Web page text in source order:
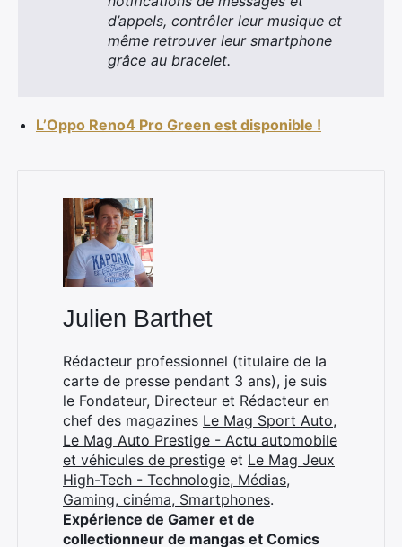
d’appels, contrôler leur musique et
même retrouver leur smartphone
grâce au bracelet.
L’Oppo Reno4 Pro Green est disponible !
Julien Barthet
Rédacteur professionnel (titulaire de la
carte de presse pendant 3 ans), je suis
le Fondateur, Directeur et Rédacteur en
chef des magazines Le Mag Sport Auto,
Le Mag Auto Prestige - Actu automobile
et véhicules de prestige et Le Mag Jeux
High-Tech - Technologie, Médias,
Gaming, cinéma, Smartphones.
Expérience de Gamer et de
collectionneur de mangas et Comics